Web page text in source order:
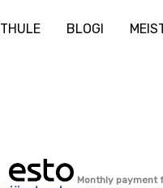
THULE BLOGI
Monthly payment
Thule